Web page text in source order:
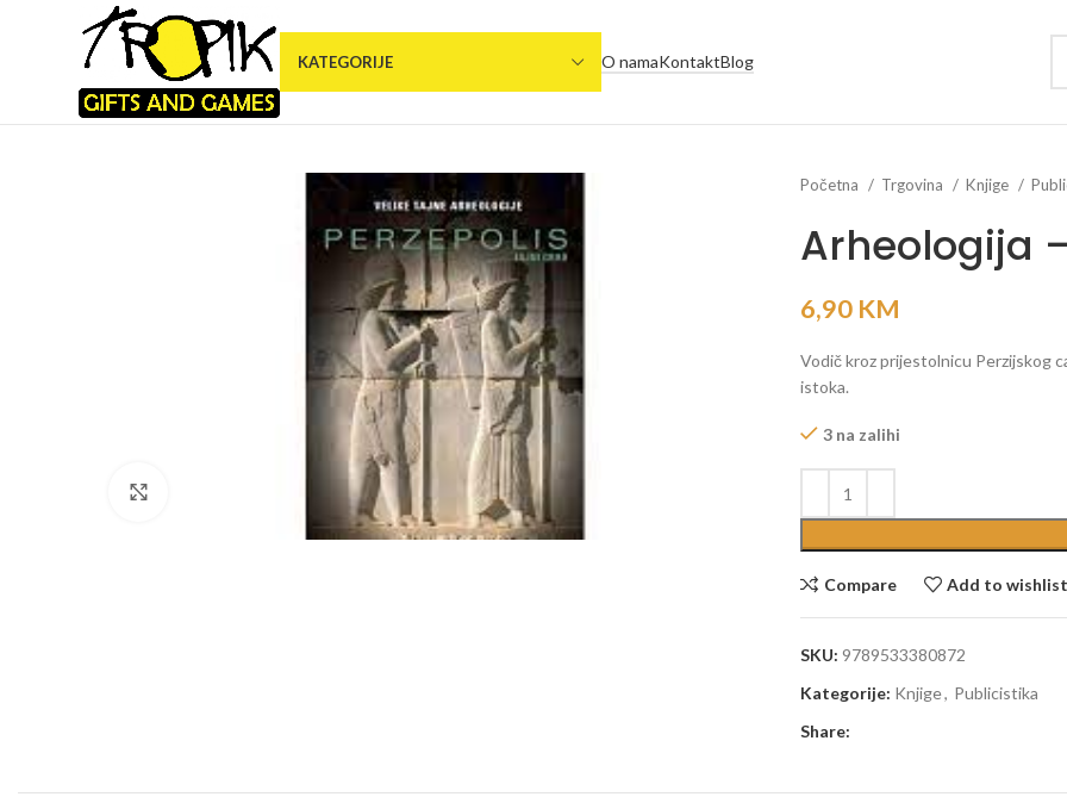
KATEGORIJE O namaKontaktBlog
Početna Trgovina Knjige
Arheologija
6,90 KM
Vodič kroz prijestolnicu Perzijskog
istoka.
3 na zalihi
Compare Add to wishlist
SKU: 9789533380872
Kategorije: Knjige, Publicistika
Share: